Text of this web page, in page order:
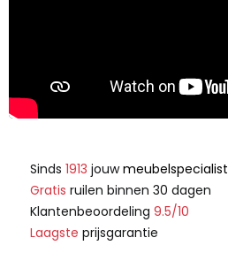
Sinds 1913 jouwmeubelspecialist
Gratis ruilen binnen 30 dagen
Klantenbeoordeling 9.5/10
Laagste prijsgarantie